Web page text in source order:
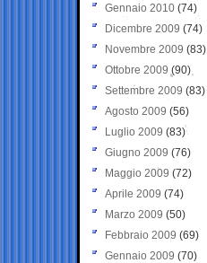
Gennaio 2010 (74)
Dicembre 2009 (74)
Novembre 2009 (83)
Ottobre 2009 (90)
Settembre 2009 (83)
Agosto 2009 (56)
Luglio 2009 (83)
Giugno 2009 (76)
Maggio 2009 (72)
Aprile 2009 (74)
Marzo 2009 (50)
Febbraio 2009 (69)
Gennaio 2009 (70)